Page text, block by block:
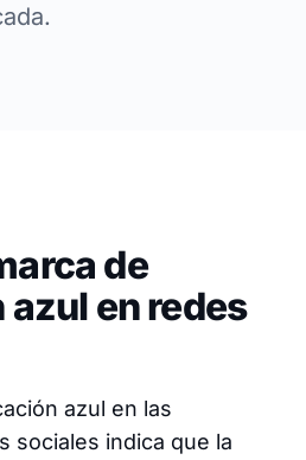
de
en redes
azul en las
sociales indica que la